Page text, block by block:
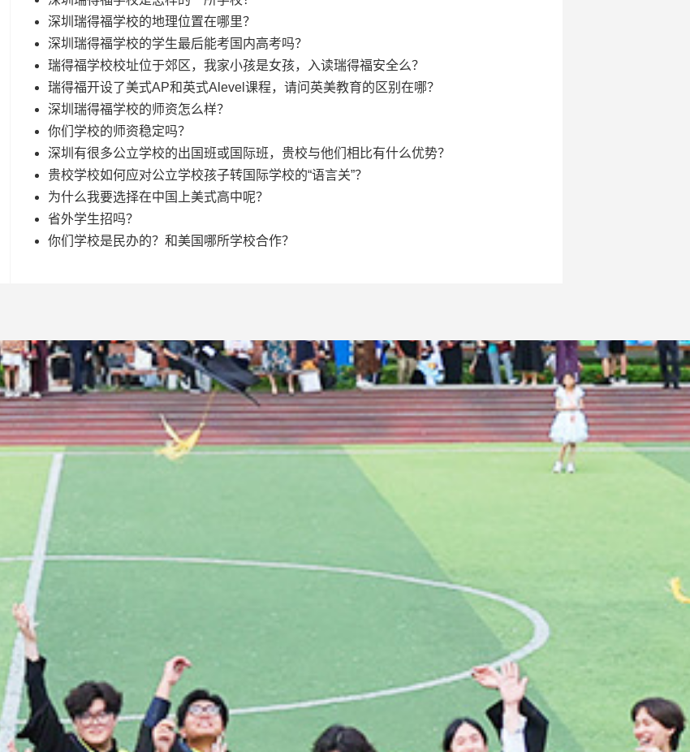
深圳瑞得福学校的地理位置在哪里？
深圳瑞得福学校的学生最后能考国内高考吗？
瑞得福学校校址位于郊区，我家小孩是女孩，入读瑞得福安全么？
瑞得福开设了美式AP和英式Alevel课程，请问英美教育的区别在哪？
深圳瑞得福学校的师资怎么样？
你们学校的师资稳定吗？
深圳有很多公立学校的出国班或国际班，贵校与他们相比有什么优势？
贵校学校如何应对公立学校孩子转国际学校的“语言关”？
为什么我要选择在中国上美式高中呢？
省外学生招吗？
你们学校是民办的？和美国哪所学校合作？